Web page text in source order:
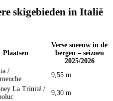
skigebieden in Italië
Plaatsen
Verse sneeuw in de
bergen – seizoen
2025/2026
/
9,55 m
La Trinité /
9,30 m